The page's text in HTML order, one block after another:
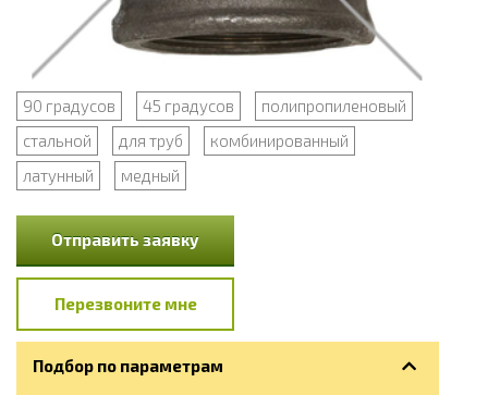
90 градусов 45 градусов
полипропиленовый
стальной
для труб
комбинированный
латунный
медный
Отправить заявку
Перезвоните мне
Подбор по параметрам